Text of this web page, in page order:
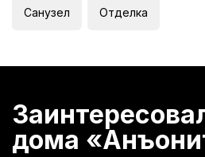
Санузел Отделка
дома